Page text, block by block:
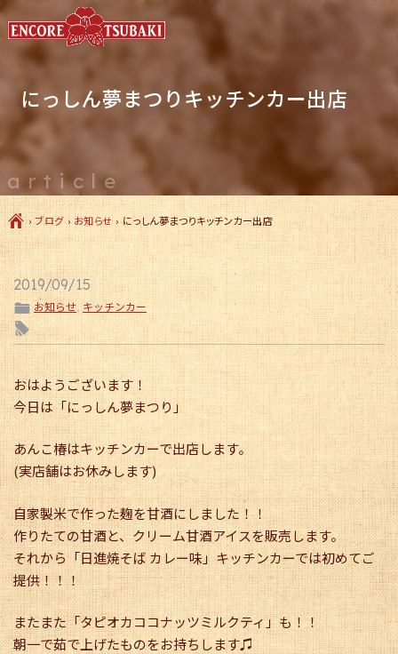
article
にっしん夢まつりキッチンカー出店
Ç›ブログ›お知らせ›にっしん夢まつりキッチンカー出店
2019/09/15
ë お知らせ, キッチンカー
l
おはようございます！
今日は「にっしん夢まつり」
あんこ椿はキッチンカーで出店します。
(実店舗はお休みします)
自家製米で作った麹を甘酒にしました！！
作りたての甘酒と、クリーム甘酒アイスを販売します。
それから「日進焼そば カレー味」キッチンカーでは初めてご
提供！！！
またまた「タピオカココナッツミルクティ」も！！
朝一で茹で上げたものをお持ちします♫